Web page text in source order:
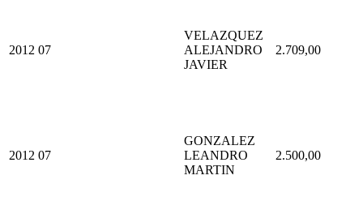
2012 07
VELAZQUEZ
ALEJANDRO
JAVIER
2.709,00
2012 07
GONZALEZ
LEANDRO
MARTIN
2.500,00